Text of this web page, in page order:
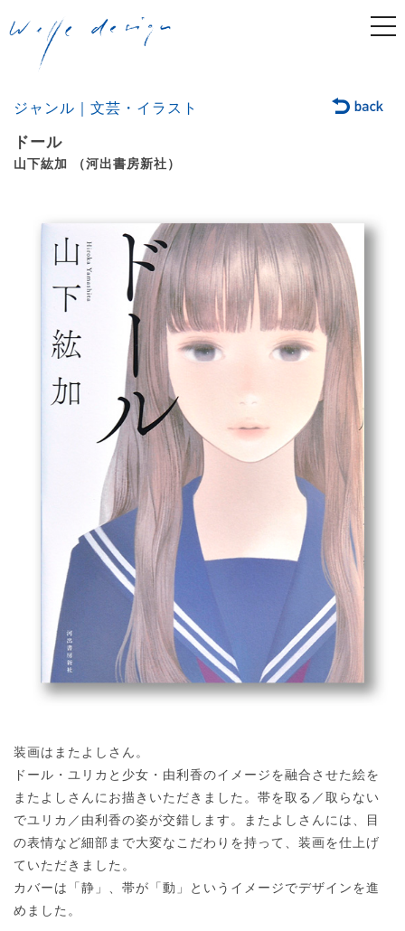
ジャンル｜文芸・イラスト
ドール
山下紘加 （河出書房新社）
装画はまたよしさん。
ドール・ユリカと少女・由利香のイメージを融合させた絵を
またよしさんにお描きいただきました。帯を取る／取らない
でユリカ／由利香の姿が交錯します。またよしさんには、目
の表情など細部まで大変なこだわりを持って、装画を仕上げ
ていただきました。
カバーは「静」、帯が「動」というイメージでデザインを進
めました。